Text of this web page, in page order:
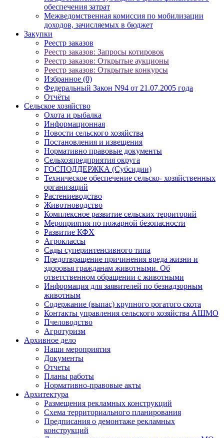
обеспечения затрат
Межведомственная комиссия по мобилизации
доходов, зачисляемых в бюджет
Закупки
Реестр заказов
Реестр заказов: Запросы котировок
Реестр заказов: Открытые аукционы
Реестр заказов: Открытые конкурсы
Избранное (0)
Федеральный Закон N94 от 21.07.2005 года
Отчёты
Сельское хозяйство
Охота и рыбалка
Информационная
Новости сельского хозяйства
Постановления и извещения
Нормативно правовые документы
Сельхозпредприятия округа
ГОСПОДДЕРЖКА (Субсидии)
Техническое обеспечение сельско- хозяйственных
организаций
Растениеводство
Животноводство
Комплексное развитие сельских территорий
Мероприятия по пожарной безопасности
Развитие КФХ
Агроклассы
Сады суперинтенсивного типа
Предотвращение причинения вреда жизни и
здоровья гражданам животными. Об
ответственном обращении с животными
Информация для заявителей по безнадзорным
животным
Содержание (выпас) крупного рогатого скота
Контакты управления сельского хозяйства АШМО
Пчеловодство
Агротуризм
Архивное дело
Наши мероприятия
Документы
Отчеты
Планы работы
Нормативно-правовые акты
Архитектура
Размещения рекламных конструкций
Схема территориального планирования
Предписания о демонтаже рекламных
конструкций